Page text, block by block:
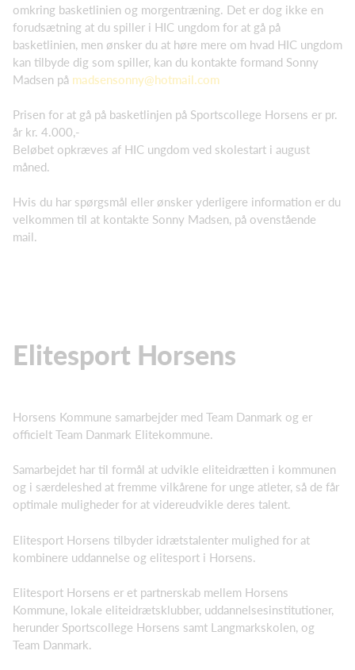
omkring basketlinien og morgentræning. Det er dog ikke en
forudsætning at du spiller i HIC ungdom for at gå på
basketlinien, men ønsker du at høre mere om hvad HIC ungdom
kan tilbyde dig som spiller, kan du kontakte formand Sonny
Madsen på madsensonny@hotmail.com
Prisen for at gå på basketlinjen på Sportscollege Horsens er pr.
år kr. 4.000,-
Beløbet opkræves af HIC ungdom ved skolestart i august
måned.
Hvis du har spørgsmål eller ønsker yderligere information er du
velkommen til at kontakte Sonny Madsen, på ovenstående
mail.
Elitesport Horsens
Horsens Kommune samarbejder med Team Danmark og er
officielt Team Danmark Elitekommune.
Samarbejdet har til formål at udvikle eliteidrætten i kommunen
og i særdeleshed at fremme vilkårene for unge atleter, så de får
optimale muligheder for at videreudvikle deres talent.
Elitesport Horsens tilbyder idrætstalenter mulighed for at
kombinere uddannelse og elitesport i Horsens.
Elitesport Horsens er et partnerskab mellem Horsens
Kommune, lokale eliteidrætsklubber, uddannelsesinstitutioner,
herunder Sportscollege Horsens samt Langmarkskolen, og
Team Danmark.